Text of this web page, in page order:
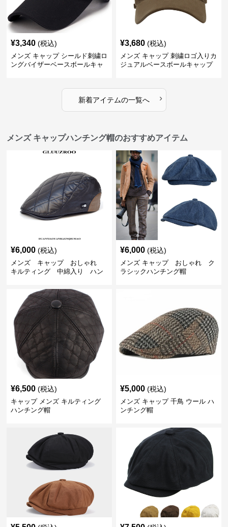
¥3,340 (税込)
メンズ キャップ シールド刺繍ロ
ングバイザーベースボールキャ
¥3,680 (税込)
メンズ キャップ 刺繍ロゴ入りカ
ジュアルベースボールキャップ
新着アイテムの一覧へ ›
メンズ キャップハンチング帽のおすすめアイテム
¥6,000 (税込)
メンズ キャップ おしゃれ
キルティング 中綿入り ハン
¥6,000 (税込)
メンズ キャップ おしゃれ ク
ラシックハンチング帽
¥6,500 (税込)
キャップ メンズ キルティング
ハンチング帽
¥5,000 (税込)
メンズ キャップ 千鳥 ウール ハ
ンチング帽